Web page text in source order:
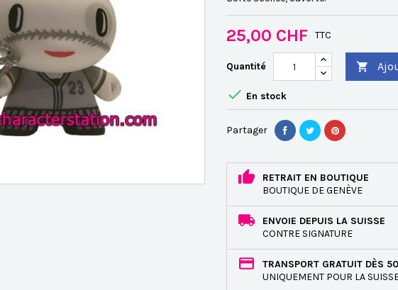
25,00 CHF TTC
Quantité 
 En stock
Partager
RETRAIT EN BOUTIQUE
BOUTIQUE DE GENÈVE
ENVOIE DEPUIS LA SUISSE
CONTRE SIGNATURE
TRANSPORT GRATUIT DÈS
UNIQUEMENT POUR LA